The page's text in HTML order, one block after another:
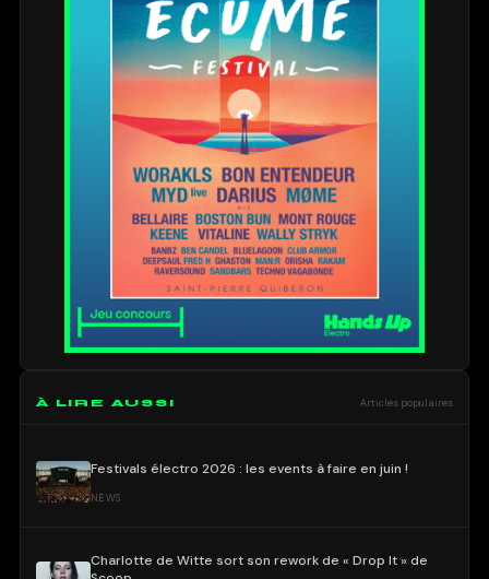
À LIRE AUSSI Articles populaires
Festivals électro 2026 : les events à faire en juin !
NEWS
Charlotte de Witte sort son rework de « Drop It » de